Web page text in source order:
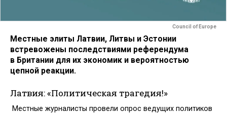
Council of Europe
Местные элиты Латвии, Литвы и Эстонии
встревожены последствиями референдума
в Британии для их экономик и вероятностью
цепной реакции.
Латвия: «Политическая трагедия!»
Местные журналисты провели опрос ведущих политиков